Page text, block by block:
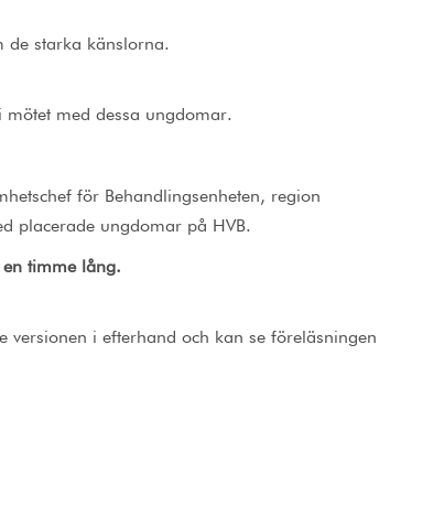
de starka känslorna.
med dessa ungdomar.
för Behandlingsenheten, region
placerade ungdomar på HVB.
timme lång.
i efterhand och kan se föreläsningen